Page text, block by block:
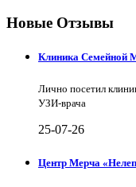
Новые Отзывы
Клиника
Лично посетил
УЗИ-врача
25-07-26
Центр Мерча